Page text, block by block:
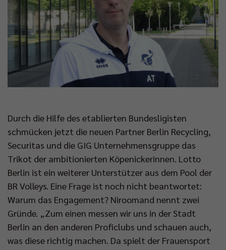
Durch die Hilfe des etablierten Bundesligisten
schmücken jetzt die neuen Partner Berlin Recycling,
Securitas und die GIG Unternehmensgruppe das
Trikot der ambitionierten Köpenickerinnen. Lotto
Berlin ist ein weiterer Unterstützer aus dem Pool der
BR Volleys. Eine Frage ist noch nicht beantwortet:
Warum das Engagement? Niroomand nennt zwei
Gründe. „Zum einen messen wir uns in der Stadt
Berlin an den anderen Proficlubs und schauen auch,
was diese richtig machen. Da spielt der Frauensport